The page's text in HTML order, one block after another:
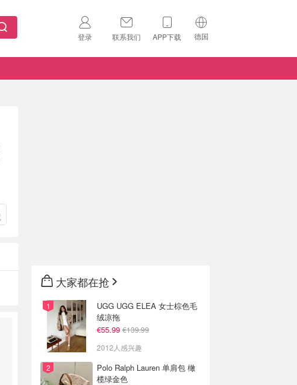
登录 联系我们 APP下载 德国
🇺🇸
大家都在抢
UGG UGG ELEA 女士棕色毛
绒凉拖
€55.99 €139.99
2012人感兴趣
Polo Ralph Lauren 单肩包 橄
榄绿金色